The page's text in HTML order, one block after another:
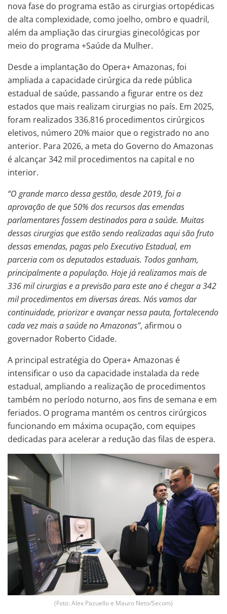
nova fase do programa estão as cirurgias ortopédicas
de alta complexidade, como joelho, ombro e quadril,
além da ampliação das cirurgias ginecológicas por
meio do programa +Saúde da Mulher.
Desde a implantação do Opera+ Amazonas, foi
ampliada a capacidade cirúrgica da rede pública
estadual de saúde, passando a figurar entre os dez
estados que mais realizam cirurgias no país. Em 2025,
foram realizados 336.816 procedimentos cirúrgicos
eletivos, número 20% maior que o registrado no ano
anterior. Para 2026, a meta do Governo do Amazonas
é alcançar 342 mil procedimentos na capital e no
interior.
“O grande marco dessa gestão, desde 2019, foi a
aprovação de que 50% dos recursos das emendas
parlamentares fossem destinados para a saúde. Muitas
dessas cirurgias que estão sendo realizadas aqui são fruto
dessas emendas, pagas pelo Executivo Estadual, em
parceria com os deputados estaduais. Todos ganham,
principalmente a população. Hoje já realizamos mais de
336 mil cirurgias e a previsão para este ano é chegar a 342
mil procedimentos em diversas áreas. Nós vamos dar
continuidade, priorizar e avançar nessa pauta, fortalecendo
cada vez mais a saúde no Amazonas”, afirmou o
governador Roberto Cidade.
A principal estratégia do Opera+ Amazonas é
intensificar o uso da capacidade instalada da rede
estadual, ampliando a realização de procedimentos
também no período noturno, aos fins de semana e em
feriados. O programa mantém os centros cirúrgicos
funcionando em máxima ocupação, com equipes
dedicadas para acelerar a redução das filas de espera.
(Foto: Alex Pazuello e Mauro Neto/Secom)